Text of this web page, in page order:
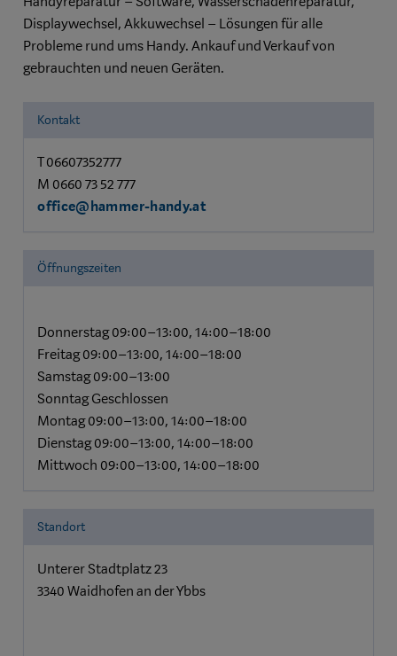
Displaywechsel, Akkuwechsel – Lösungen für alle
Probleme rund ums Handy. Ankauf und Verkauf von
gebrauchten und neuen Geräten.
Kontakt
T 06607352777
M 0660 73 52 777
office@hammer-handy.at
Öffnungszeiten
Donnerstag 09:00–13:00, 14:00–18:00
Freitag 09:00–13:00, 14:00–18:00
Samstag 09:00–13:00
Sonntag Geschlossen
Montag 09:00–13:00, 14:00–18:00
Dienstag 09:00–13:00, 14:00–18:00
Mittwoch 09:00–13:00, 14:00–18:00
Standort
Unterer Stadtplatz 23
3340 Waidhofen an der Ybbs